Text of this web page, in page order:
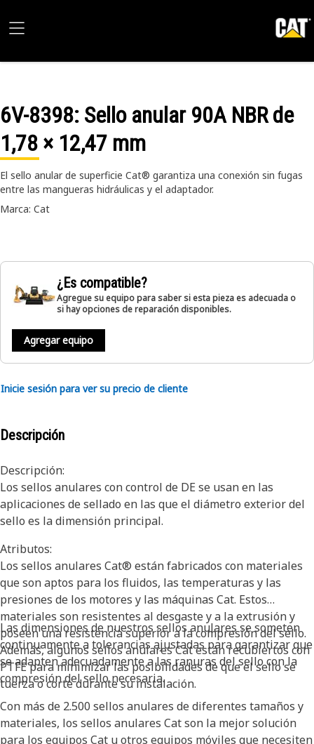
6V-8398: Sello anular 90A NBR de
1,78 × 12,47 mm
El sello anular de superficie Cat® garantiza una conexión sin fugas
entre las mangueras hidráulicas y el adaptador.
Marca: Cat
¿Es compatible?
Agregue su equipo para saber si esta pieza es adecuada o
si hay opciones de reparación disponibles.
Agregar equipo
Inicie sesión para ver su precio de cliente
Descripción
Descripción:
Los sellos anulares con control de DE se usan en las
aplicaciones de sellado en las que el diámetro exterior del
sello es la dimensión principal.
Atributos:
Los sellos anulares Cat® están fabricados con materiales
que son aptos para los fluidos, las temperaturas y las
presiones de los motores y las máquinas Cat. Estos
materiales son resistentes al desgaste y a la extrusión y
poseen una resistencia superior a la compresión del sello.
Además, algunos sellos anulares Cat están recubiertos con
PTFE para minimizar las posibilidades de que el sello se
tuerza o corte durante su instalación.
Las dimensiones de nuestros sellos anulares se someten
continuamente a tolerancias ajustadas para garantizar que
se adapten adecuadamente a las ranuras del sello con la
compresión del sello necesaria.
Con más de 2.500 sellos anulares de diferentes tamaños y
materiales, los sellos anulares Cat son la mejor solución
para los equipos Cat u otros equipos móviles que necesiten